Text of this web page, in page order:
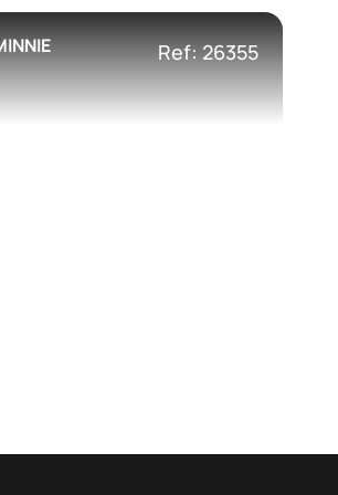
Ref: 26355